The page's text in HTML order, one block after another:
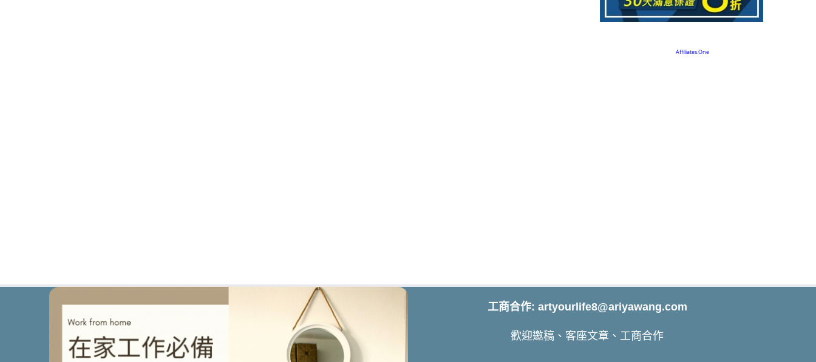
工商合作: artyourlife8@ariyawang.com
歡迎邀稿、客座文章、工商合作